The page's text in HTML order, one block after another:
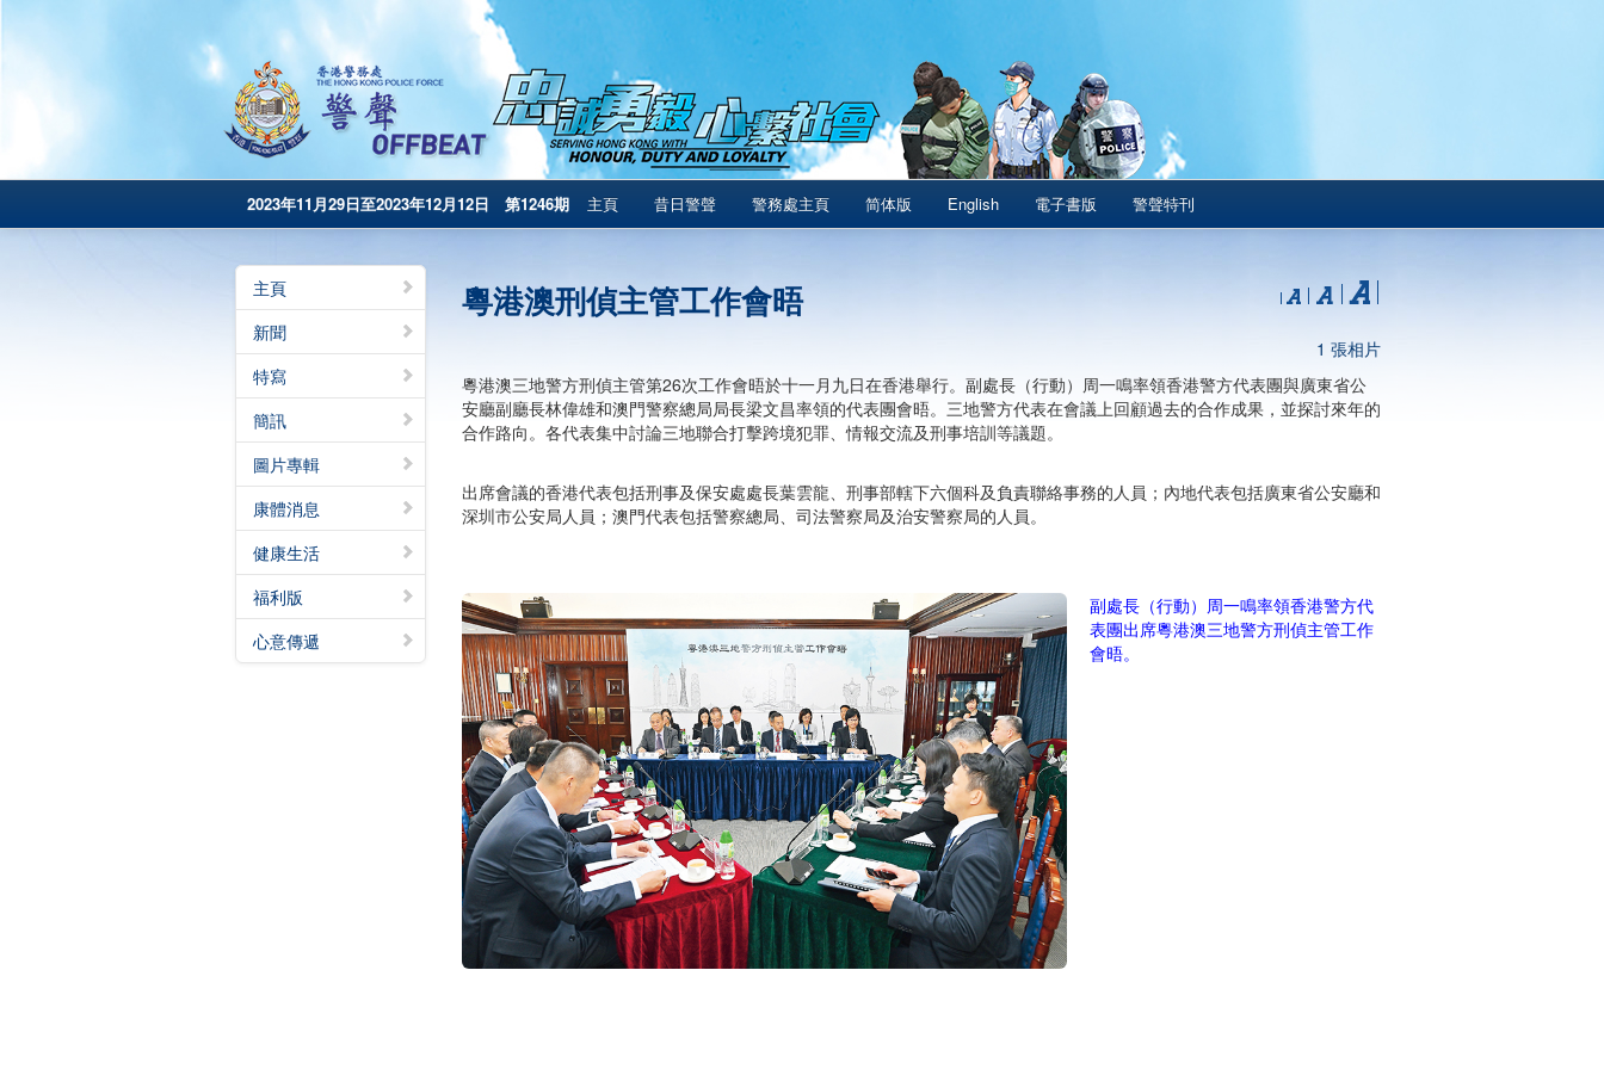
2023年11月29日至2023年12月12日 第1246期 主頁 昔日警聲 警務處主頁 简体版 English 電子書版 警聲特刊
主頁
新聞
特寫
簡訊
圖片專輯
康體消息
健康生活
福利版
心意傳遞
粵港澳刑偵主管工作會晤
1 張相片
粵港澳三地警方刑偵主管第26次工作會晤於十一月九日在香港舉行。副處長（行動）周一鳴率領香港警方代表團與廣東省公
安廳副廳長林偉雄和澳門警察總局局長梁文昌率領的代表團會晤。三地警方代表在會議上回顧過去的合作成果，並探討來年的
合作路向。各代表集中討論三地聯合打擊跨境犯罪、情報交流及刑事培訓等議題。
出席會議的香港代表包括刑事及保安處處長葉雲龍、刑事部轄下六個科及負責聯絡事務的人員；內地代表包括廣東省公安廳和
深圳市公安局人員；澳門代表包括警察總局、司法警察局及治安警察局的人員。
副處長（行動）周一鳴率領香港警方代
表團出席粵港澳三地警方刑偵主管工作
會晤。